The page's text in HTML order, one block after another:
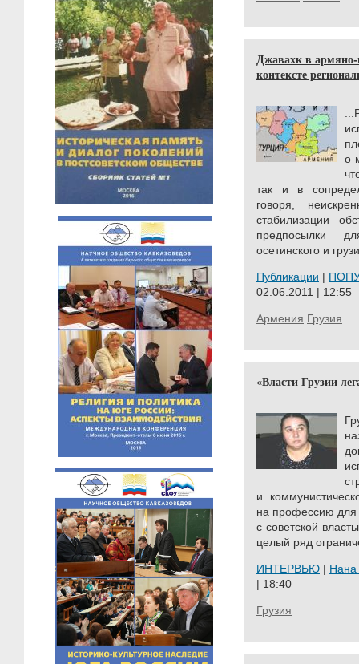
Джавахк в армяно-
контексте
о
так и в
говоря,
стабилизации
предпосылки
осетинского и
Публикации |
02.06.2011 | 12:55
Армения Грузия
«Власти Грузии
и
на профессию для
с советской
целый ряд
ИНТЕРВЬЮ | Нана
| 18:40
Грузия